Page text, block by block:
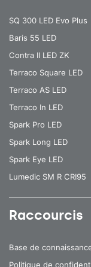
SQ 300 LED Evo Plus
Baris 55 LED
Contra II LED ZK
Terraco Square LED
Terraco AS LED
Terraco In LED
Spark Pro LED
Spark Long LED
Spark Eye LED
Lumedic SM R CRI95
Raccourcis
Base de
Politique de